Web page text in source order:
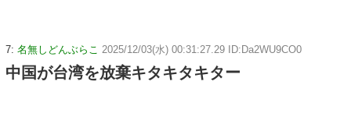
7: 名無しどんぶらこ 2025/12/03(水) 00:31:27.29 ID:Da2WU9CO0
中国が台湾を放棄キタキタキター